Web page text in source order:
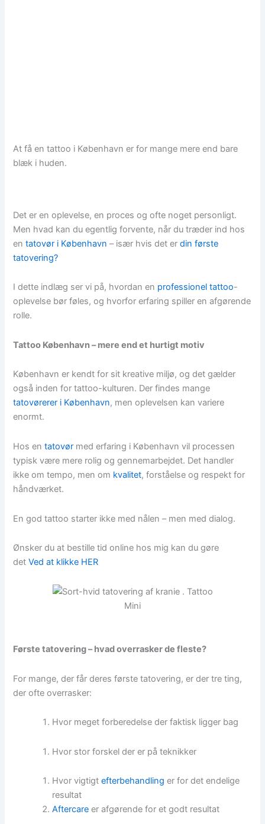
At få en tattoo i København er for mange mere end bare
blæk i huden.
Det er en oplevelse, en proces og ofte noget personligt.
Men hvad kan du egentlig forvente, når du træder ind hos
entatovør i København – især hvis det erdin første
tatovering?
I dette indlæg ser vi på, hvordan en professionel tattoo-
oplevelse bør føles, og hvorfor erfaring spiller en afgørende
rolle.
Tattoo København – mere end et hurtigt motiv
København er kendt for sit kreative miljø, og det gælder
også inden for tattoo-kulturen. Der findes mange
tatovørerer i København, men oplevelsen kan variere
enormt.
Hos entatovør med erfaring i København vil processen
typisk være mere rolig og gennemarbejdet. Det handler
ikke om tempo, men om kvalitet, forståelse og respekt for
håndværket.
En god tattoo starter ikke med nålen – men med dialog.
Ønsker du at bestille tid online hos mig kan du gøre
detVed at klikke HER
Første tatovering – hvad overrasker de fleste?
For mange, der får deres første tatovering, er der tre ting,
der ofte overrasker:
Hvor meget forberedelse der faktisk ligger bag
Hvor stor forskel der er på teknikker
Hvor vigtigtefterbehandling er for det endelige
resultat
Aftercare er afgørende for et godt resultat